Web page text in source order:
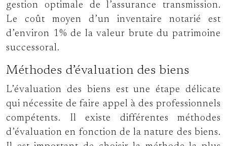
gestion optimale de l’assurance transmission.
Le coût moyen d’un inventaire notarié est
d’environ 1% de la valeur brute du patrimoine
successoral.
Méthodes d’évaluation des biens
L’évaluation des biens est une étape délicate
qui nécessite de faire appel à des professionnels
compétents. Il existe différentes méthodes
d’évaluation en fonction de la nature des biens.